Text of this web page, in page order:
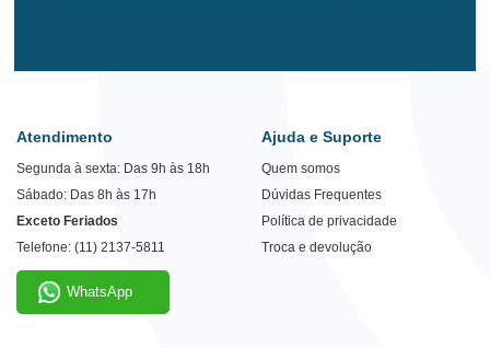
Atendimento
Segunda à sexta: Das 9h às 18h
Sábado: Das 8h às 17h
Exceto Feriados
Telefone: (11) 2137-5811
WhatsApp
Ajuda e Suporte
Quem somos
Dúvidas Frequentes
Política de privacidade
Troca e devolução